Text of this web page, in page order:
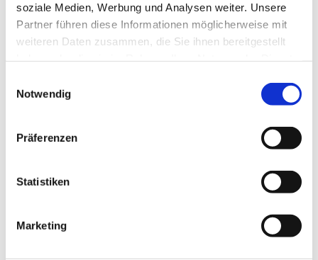
soziale Medien, Werbung und Analysen weiter. Unsere
Partner führen diese Informationen möglicherweise mit
weiteren Daten zusammen, die Sie ihnen bereitgestellt
Notwendig
Präferenzen
Statistiken
Marketing